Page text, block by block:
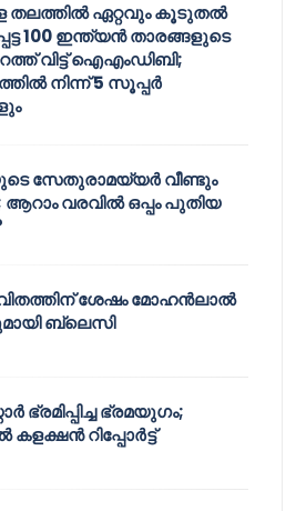
ഏറ്റവും കൂടുതൽ
100 ഇന്ത്യൻ താരങ്ങളുടെ
വിട്ട് ഐഎംഡിബി;
നിന്ന് 5 സൂപ്പർ
സേതുരാമയ്യർ വീണ്ടും
വരവിൽ ഒപ്പം പുതിയ
ശേഷം മോഹൻലാൽ
ബ്ലെസി
ഭ്രമിപ്പിച്ച ഭ്രമയുഗം;
റിപ്പോർട്ട്